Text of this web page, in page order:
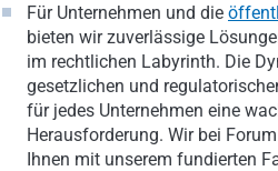
Für Unternehmen und die
bieten wir zuverlässige
im rechtlichen Labyrinth. Die
gesetzlichen und
für jedes Unternehmen eine
Herausforderung. Wir bei
Ihnen mit unserem fundierten